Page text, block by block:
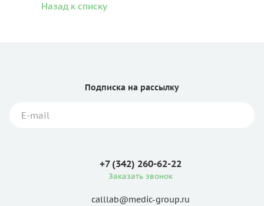
Назад к списку
Подписка на рассылку
+7 (342) 260-62-22
Заказать звонок
calllab@medic-group.ru